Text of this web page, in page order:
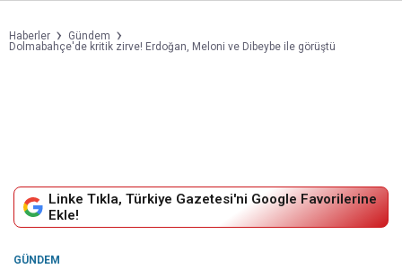
Haberler
Gündem
Dolmabahçe'de kritik zirve! Erdoğan, Meloni ve Dibeybe ile görüştü
Linke Tıkla, Türkiye Gazetesi'ni Google Favorilerine
Ekle!
GÜNDEM